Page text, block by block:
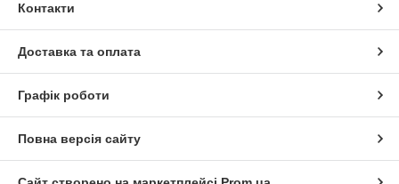
Контакти
Доставка та оплата
Графік роботи
Повна версія сайту